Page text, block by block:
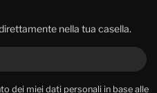
nella tua casella.
dei miei dati personali in base alle